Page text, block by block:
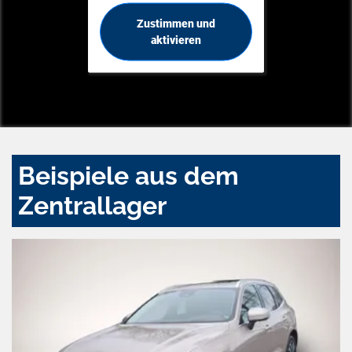
Zustimmen und
aktivieren
Beispiele aus dem
Zentrallager